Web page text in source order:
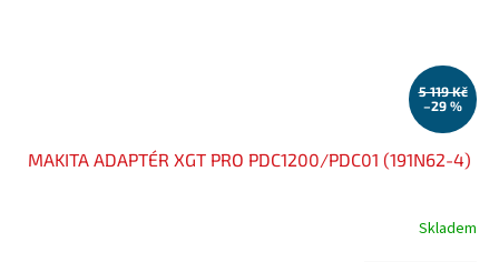
5 119 Kč
–29 %
MAKITA ADAPTÉR XGT PRO PDC1200/PDC01 (191N62-4)
Skladem